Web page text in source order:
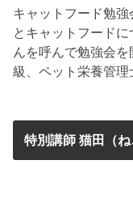
キャットフード勉
とキャットフード
んを呼んで勉強会
級、ペット栄養管理
特別講師 猫田（ね